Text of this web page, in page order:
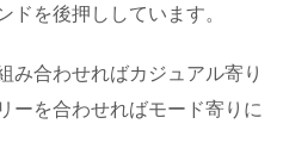
を後押ししています。
み合わせればカジュアル寄り
ーを合わせればモード寄りに